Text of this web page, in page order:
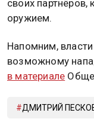
своих
оружием.
Напомним,
возможному
в материале
ДМИТРИЙ